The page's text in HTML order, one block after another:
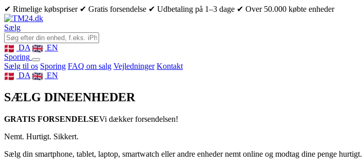
✔ Rimelige købspriser ✔ Gratis forsendelse ✔ Udbetaling på 1–3 dage ✔ Over 50.000 købte enheder
Sælg
DA
EN
Sporing
Sælg til os Sporing FAQ om salg Vejledninger Kontakt
DA
EN
SÆLG DINEENHEDER
GRATIS FORSENDELSEVi dækker forsendelsen!
Nemt. Hurtigt. Sikkert.
Sælg din smartphone, tablet, laptop, smartwatch eller andre enheder nemt online og modtag dine penge hurtigt.